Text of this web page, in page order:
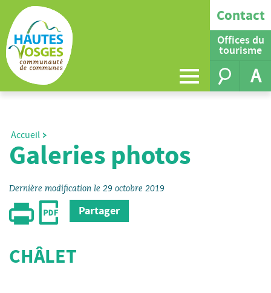
Contact
Offices du
tourisme
A
Accueil
Galeries photos
Dernière modification le 29 octobre 2019
Partager
CHÂLET